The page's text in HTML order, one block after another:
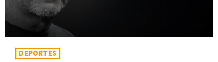
DEPORTES